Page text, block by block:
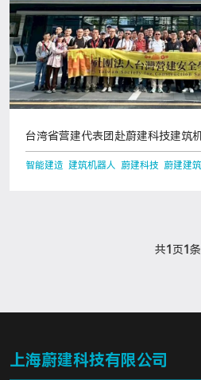
台湾省营建代表团赴蔚建科技建筑
智能建造 建筑机器人 蔚建科技 蔚建建
共1页1条
上海蔚建科技有限公司